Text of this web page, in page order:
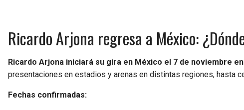
Ricardo Arjona regresa a México:
Ricardo Arjona iniciará su gira en México el 7 de noviembre
presentaciones en estadios y arenas en distintas regiones, hasta
Fechas confirmadas: